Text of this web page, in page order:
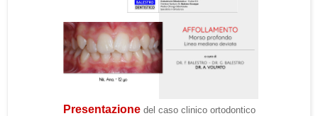
Presentazionedel caso clinico ortodontico